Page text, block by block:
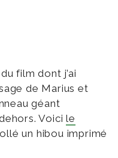
film dont j’ai
de Marius et
géant
Voicile
un hibou imprimé